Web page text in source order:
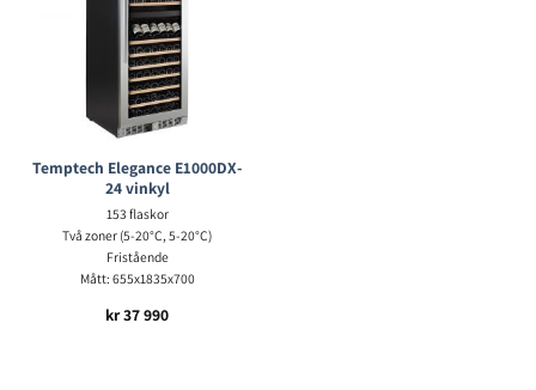
Temptech Elegance E1000DX-
24 vinkyl
153 flaskor
Två zoner (5-20°C, 5-20°C)
Fristående
Mått: 655x1835x700
kr37 990